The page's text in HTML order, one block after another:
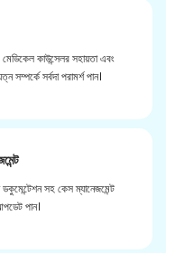
কাউন্সেলর সহায়তা এবং
সম্পর্কে সর্বদা পরামর্শ পান।
সহ কেস ম্যানেজমেন্ট
পান।